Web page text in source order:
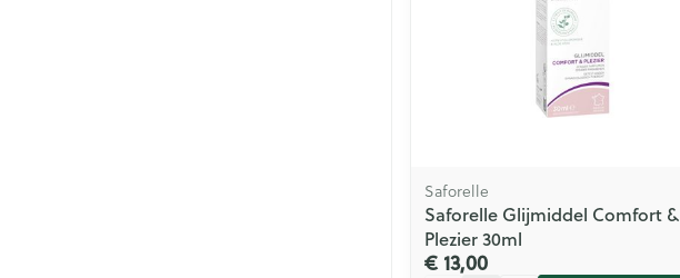
Saforelle
Saforelle Glijmiddel Comfort &
Plezier 30ml
€ 13,00